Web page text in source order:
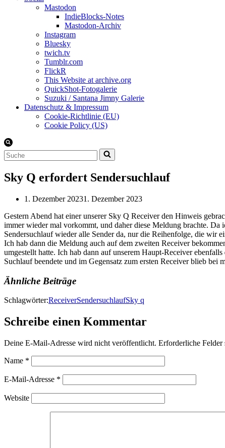
Mastodon
IndieBlocks-Notes
Mastodon-Archiv
Instagram
Bluesky
twich.tv
Tumblr.com
FlickR
This Website at archive.org
QuickShot-Fotogalerie
Suzuki / Santana Jimny Galerie
Datenschutz & Impressum
Cookie-Richtlinie (EU)
Cookie Policy (US)
Suchen
nach …
Sky Q erfordert Sendersuchlauf
1. Dezember 20231. Dezember 2023
Gestern Abend hat einer unserer Sky Q Receiver den Hinweis
immer wieder mal vorkommt, und daher diese Meldung brachte. Da
Sendersuchlauf wieder alle Sender da, nur die Reihenfolge, die wir
Ich hab dann die Meldung auch auf dem zweiten Receiver
umgestellt hatte. Ich hab dann auf unserem Haupt-Receiver
Suchlauf beendete und im Gegensatz zum ersten Receiver blieb bei
Ähnliche Beiträge
Schlagwörter:ReceiverSendersuchlaufSky q
Schreibe einen Kommentar
Deine E-Mail-Adresse wird nicht veröffentlicht. Erforderliche Felder
Name *
E-Mail-Adresse *
Website